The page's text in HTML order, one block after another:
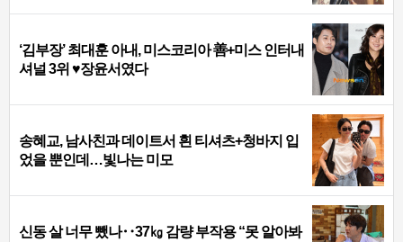
‘김부장’ 최대훈 아내, 미스코리아 善+미스 인터내
셔널 3위 ♥장윤서였다
송혜교, 남사친과 데이트서 흰 티셔츠+청바지 입
었을 뿐인데…빛나는 미모
신동 살 너무 뺐나‥37㎏ 감량 부작용 “못 알아봐